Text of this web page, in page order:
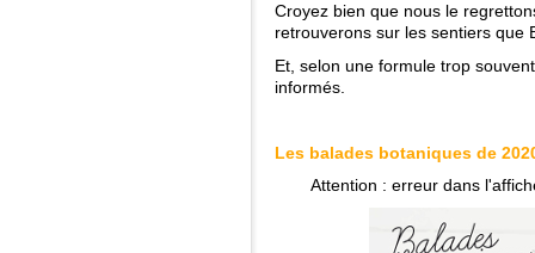
Croyez bien que nous le
retrouverons sur les sentiers que
Et, selon une formule trop
informés.
Les balades botaniques de
Attention : erreur dans